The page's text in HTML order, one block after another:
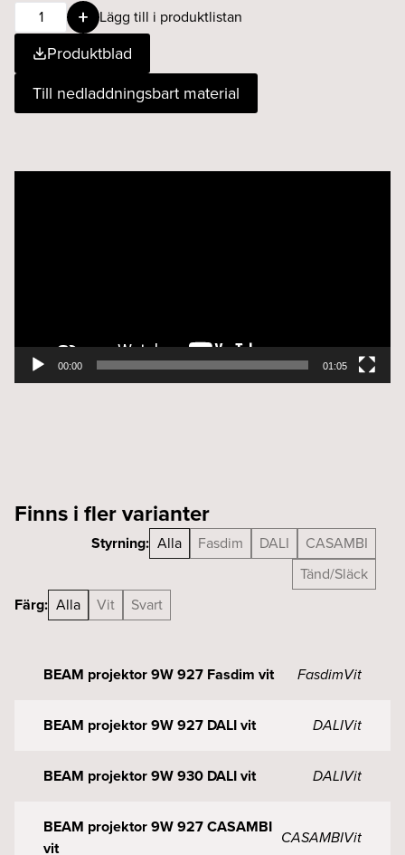
BEAM
projektor
9W
930
Fasdim
vit
Lägg till i produktlistan
Produktblad
Till nedladdningsbart material
00:00 01:05
Finns i fler varianter
Styrning: Alla Fasdim DALI
CASAMBI
Tänd/Släck
Färg: Alla Vit Svart
BEAM projektor 9W 927 Fasdim vit FasdimVit
BEAM projektor 9W 927 DALI vit DALIVit
BEAM projektor 9W 930 DALI vit DALIVit
BEAM projektor 9W 927 CASAMBI
vit
CASAMBIVit